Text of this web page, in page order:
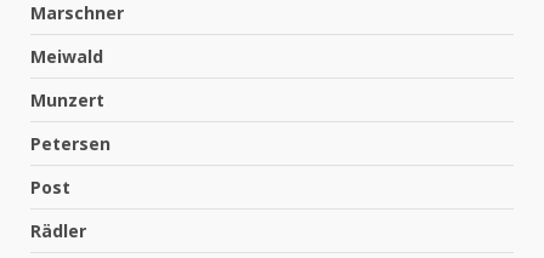
Marschner
Meiwald
Munzert
Petersen
Post
Rädler